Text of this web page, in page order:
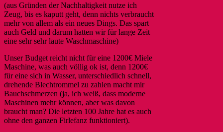
(aus Gründen der Nachhaltigkeit nutze ich
Zeug, bis es kaputt geht, denn nichts verbraucht
mehr von allem als ein neues Dings. Das spart
auch Geld und darum hatten wir für lange Zeit
eine sehr sehr laute Waschmaschine)
Unser Budget reicht nicht für eine 1200€ Miele
Maschine, was auch völlig ok ist, denn 1200€
für eine sich in Wasser, unterschiedlich schnell,
drehende Blechtrommel zu zahlen macht mir
Bauchschmerzen (ja, ich weiß, dass moderne
Maschinen mehr können, aber was davon
braucht man? Die letzten 100 Jahre hat es auch
ohne den ganzen Firlefanz funktioniert).